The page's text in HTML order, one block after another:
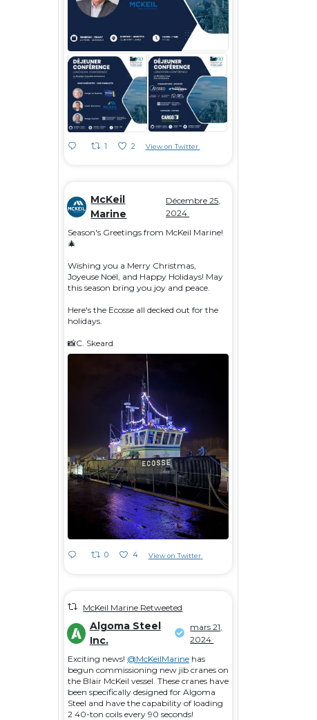
1 2 View on Twitter
McKeil
Marine
Décembre 25,
2024
Season's Greetings from McKeil Marine!
🎄
Wishing you a Merry Christmas,
Joyeuse Noël, and Happy Holidays! May
this season bring you joy and peace.
Here's the Ecosse all decked out for the
holidays.
📸C. Skeard
0 4 View on Twitter
McKeil Marine Retweeted
Algoma Steel
Inc.
mars 21,
2024
Exciting news! @McKeilMarine has
begun commissioning new jib cranes on
the Blair McKeil vessel. These cranes have
been specifically designed for Algoma
Steel and have the capability of loading
2 40-ton coils every 90 seconds!